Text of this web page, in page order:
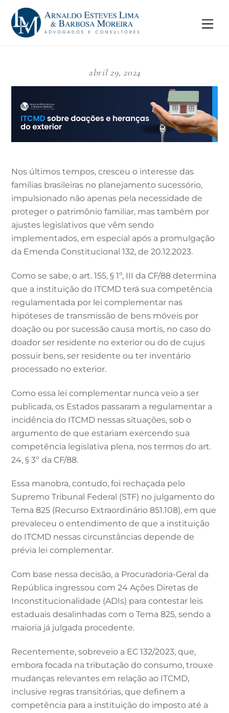
content
abril 29, 2024
Nos últimos tempos, cresceu o interesse das
famílias brasileiras no planejamento sucessório,
impulsionado não apenas pela necessidade de
proteger o patrimônio familiar, mas também por
ajustes legislativos que vêm sendo
implementados, em especial após a promulgação
da Emenda Constitucional 132, de 20.12.2023.
Como se sabe, o art. 155, § 1º, III da CF/88 determina
que a instituição do ITCMD terá sua competência
regulamentada por lei complementar nas
hipóteses de transmissão de bens móveis por
doação ou por sucessão causa mortis, no caso do
doador ser residente no exterior ou do de cujus
possuir bens, ser residente ou ter inventário
processado no exterior.
Como essa lei complementar nunca veio a ser
publicada, os Estados passaram a regulamentar a
incidência do ITCMD nessas situações, sob o
argumento de que estariam exercendo sua
competência legislativa plena, nos termos do art.
24, § 3º da CF/88.
Essa manobra, contudo, foi rechaçada pelo
Supremo Tribunal Federal (STF) no julgamento do
Tema 825 (Recurso Extraordinário 851.108), em que
prevaleceu o entendimento de que a instituição
do ITCMD nessas circunstâncias depende de
prévia lei complementar.
Com base nessa decisão, a Procuradoria-Geral da
República ingressou com 24 Ações Diretas de
Inconstitucionalidade (ADIs) para contestar leis
estaduais desalinhadas com o Tema 825, sendo a
maioria já julgada procedente.
Recentemente, sobreveio a EC 132/2023, que,
embora focada na tributação do consumo, trouxe
mudanças relevantes em relação ao ITCMD,
inclusive regras transitórias, que definem a
competência para a instituição do imposto até a